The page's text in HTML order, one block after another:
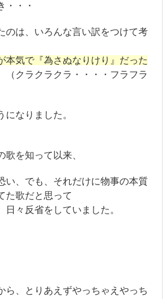
・・・
のは、いろんな言い訳をつけて考
本気で『為さぬなりけり』だった
（クラクラクラ・・・・フラフラ
になりました。
歌を知って以来、
い、でも、それだけに物事の本質
た歌だと思って
日々反省をしていました。
ら、とりあえずやっちゃえやっち